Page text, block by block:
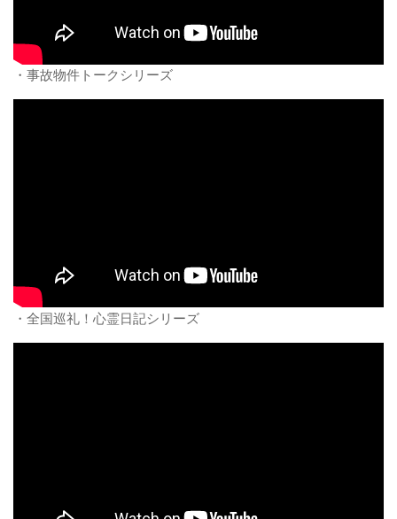
・事故物件トークシリーズ
・全国巡礼！心霊日記シリーズ